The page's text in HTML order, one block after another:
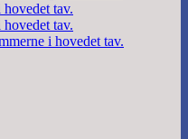
tav.
tav.
i hovedet tav.